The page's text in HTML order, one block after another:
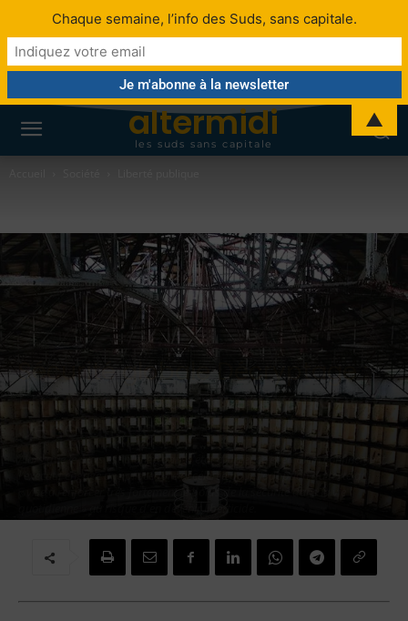
altermidi
les suds sans capitale
Sécurité globale Décryptage :
En marche vers la surveillance
généralisée ?
Alors que le pays est plongé dans l'état d'urgence et en plein confinement,
l'exécutif engage une procédure accélérée pour l'adoption du texte qui
Chaque semaine, l’info des Suds, sans capitale.
▲